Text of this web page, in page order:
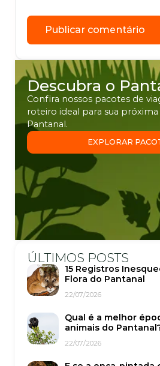
Descubra o
Confira nossos pacotes de
roteiro ideal para sua
Pantanal.
EXPLORAR
ÚLTIMOS POSTS
15 Registros
Flora do Pantanal
22/07/2026
Qual é a melhor
animais do
22/07/2026